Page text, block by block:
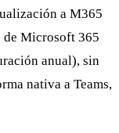
a M365
de Microsoft 365
anual), sin
nativa a Teams,